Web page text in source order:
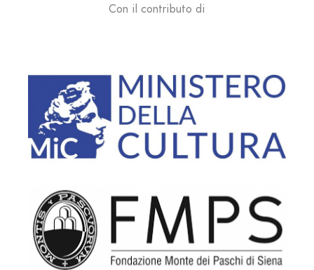
Con il contributo di